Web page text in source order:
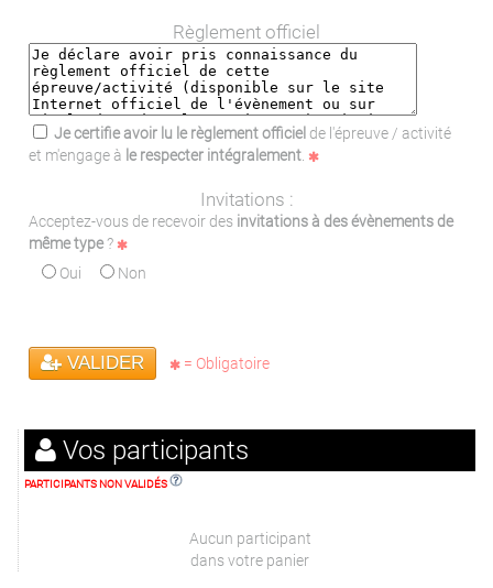
Règlement officiel
Je certifie avoir lu le règlement officiel de l'épreuve / activité
et m'engage à le respecter intégralement
Invitations :
Acceptez-vous de recevoir des invitations à des évènements de
même type?
Oui
Non
VALIDER = Obligatoire
Vos participants
PARTICIPANTS NON VALIDÉS
Aucun participant
dans votre panier